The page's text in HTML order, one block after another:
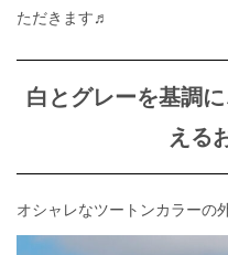
ただきます♬
白とグレーを基調
える
オシャレなツートンカラーの